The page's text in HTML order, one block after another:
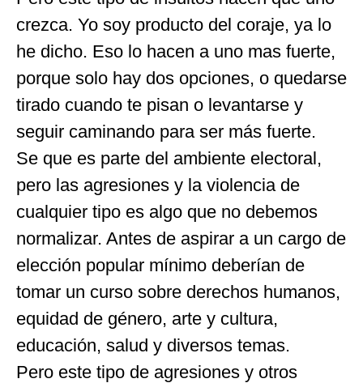
crezca. Yo soy producto del coraje, ya lo
he dicho. Eso lo hacen a uno mas fuerte,
porque solo hay dos opciones, o quedarse
tirado cuando te pisan o levantarse y
seguir caminando para ser más fuerte.
Se que es parte del ambiente electoral,
pero las agresiones y la violencia de
cualquier tipo es algo que no debemos
normalizar. Antes de aspirar a un cargo de
elección popular mínimo deberían de
tomar un curso sobre derechos humanos,
equidad de género, arte y cultura,
educación, salud y diversos temas.
Pero este tipo de agresiones y otros